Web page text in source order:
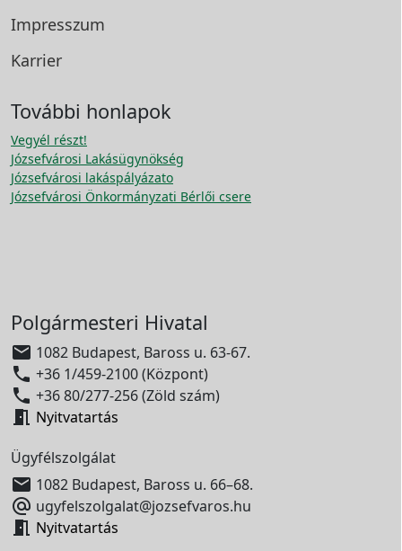
Impresszum
Karrier
További honlapok
Vegyél részt!
Józsefvárosi Lakásügynökség
Józsefvárosi lakáspályázato
Józsefvárosi Önkormányzati Bérlői csere
Polgármesteri Hivatal
 1082 Budapest, Baross u. 63-67.
 +36 1/459-2100 (Központ)
 +36 80/277-256 (Zöld szám)
 Nyitvatartás
Ügyfélszolgálat
 1082 Budapest, Baross u. 66–68.
 ugyfelszolgalat@jozsefvaros.hu
 Nyitvatartás